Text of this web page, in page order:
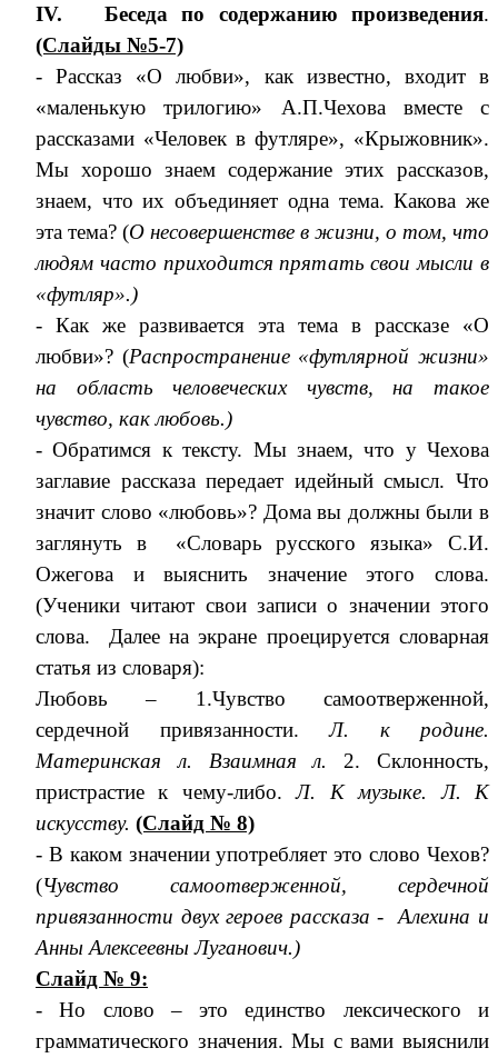
IV.
Беседа по содержанию произведения.
(Слайды №5-7)
- Рассказ «О любви», как известно, входит в
«маленькую трилогию» А.П.Чехова вместе с
рассказами «Человек в футляре», «Крыжовник».
Мы хорошо знаем содержание этих рассказов,
знаем, что их объединяет одна тема. Какова же
эта тема? (О несовершенстве в жизни, о том, что
людям часто приходится прятать свои мысли в
«футляр».)
- Как же развивается эта тема в рассказе «О
любви»? (Распространение «футлярной жизни»
на область человеческих чувств, на такое
чувство, как любовь.)
- Обратимся к тексту. Мы знаем, что у Чехова
заглавие рассказа передает идейный смысл. Что
значит слово «любовь»? Дома вы должны были в
заглянуть в «Словарь русского языка» С.И.
Ожегова и выяснить значение этого слова.
(Ученики читают свои записи о значении этого
слова. Далее на экране проецируется словарная
статья из словаря):
Любовь – 1.Чувство самоотверженной,
сердечной привязанности.Л. к родине.
Материнская л. Взаимная л.
2. Склонность,
пристрастие к чему-либо.Л. К музыке. Л. К
искусству. (Слайд № 8)
- В каком значении употребляет это слово Чехов?
(Чувство самоотверженной, сердечной
привязанности двух героев рассказа - Алехина и
Анны Алексеевны Луганович.)
Слайд № 9:
- Но слово – это единство лексического и
грамматического значения. Мы с вами выяснили